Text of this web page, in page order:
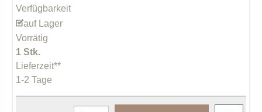
Verfügbarkeit
auf Lager
Vorrätig
1 Stk.
Lieferzeit**
1-2 Tage